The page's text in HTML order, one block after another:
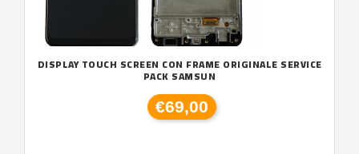
DISPLAY TOUCH SCREEN CON FRAME ORIGINALE SERVICE
PACK SAMSUN
€69,00